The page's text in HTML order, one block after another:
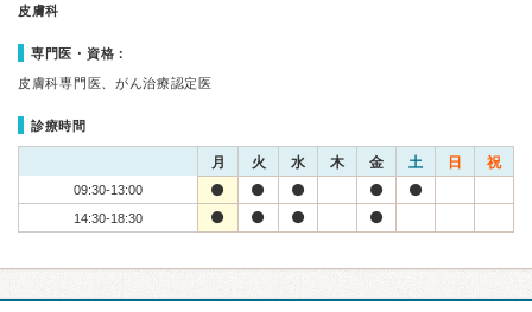
皮膚科
専門医・資格：
皮膚科専門医、がん治療認定医
診療時間
月 火 水 木 金 土 日 祝
09:30-13:00
14:30-18:30